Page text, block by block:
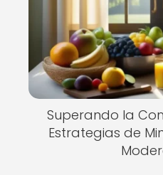
Superando la
Estrategias de